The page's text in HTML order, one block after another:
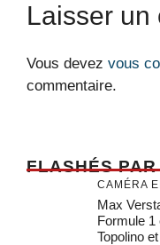
Laisser un
Vous devez vous
commentaire.
FLASHÉS
CAMÉRA
Max
Formule 1
Topolino